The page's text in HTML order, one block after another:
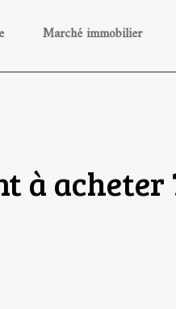
Marché immobilier
à acheter